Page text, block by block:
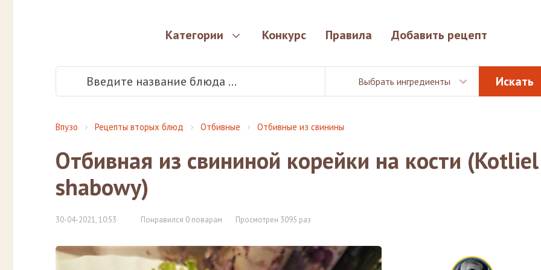
Категории Конкурс Правила Добавить рецепт
Выбрать ингредиенты
Впузо Рецепты вторых блюд Отбивные Отбивные из свинины
Отбивная из свининой корейки на кости (Kotliel
shabowy)
30-04-2021, 10:53 Понравился 0 поварам Просмотрен 3095 раз